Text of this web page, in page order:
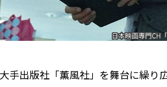
手出版社「薫風社」を舞台に繰り